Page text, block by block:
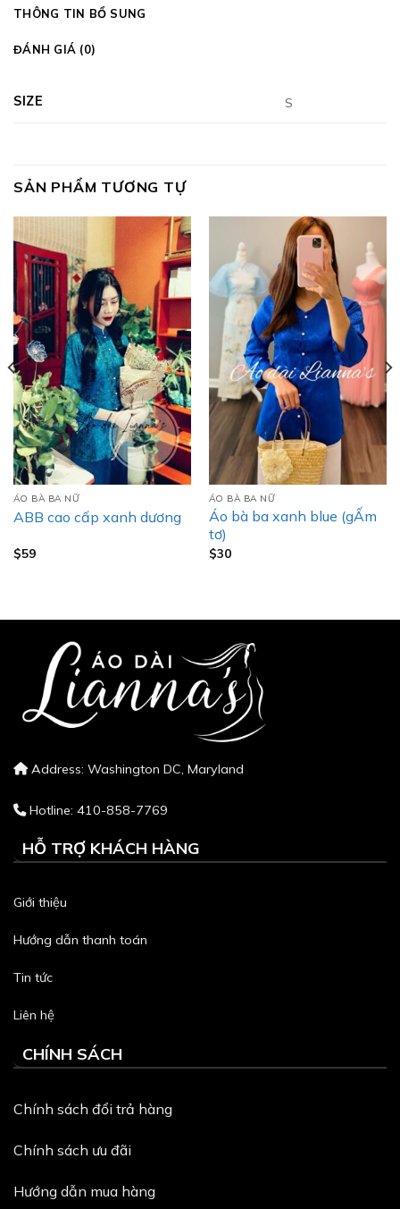
THÔNG TIN BỔ SUNG
ĐÁNH GIÁ (0)
SIZE S
SẢN PHẨM TƯƠNG TỰ
ÁO BÀ BA NỮ
ABB cao cấp xanh dương
$59
ÁO BÀ BA NỮ
Áo bà ba xanh blue (gẤm
tơ)
$30
Address: Washington DC, Maryland
Hotline: 410-858-7769
HỖ TRỢ KHÁCH HÀNG
Giới thiệu
Hướng dẫn thanh toán
Tin tức
Liên hệ
CHÍNH SÁCH
Chính sách đổi trả hàng
Chính sách ưu đãi
Hướng dẫn mua hàng